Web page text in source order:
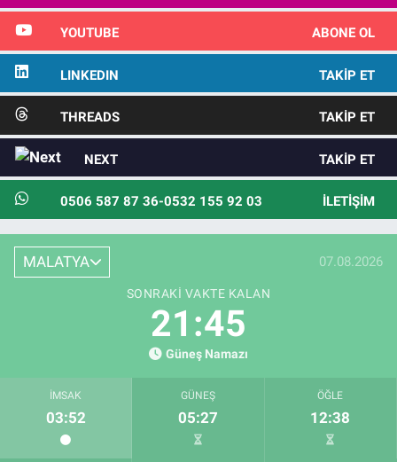
YOUTUBE ABONE OL
LINKEDIN TAKIP ET
THREADS TAKIP ET
NEXT TAKIP ET
0506 587 87 36-0532 155 92 03 İLETIŞIM
MALATYA 07.08.2026
SONRAKI VAKTE KALAN
21:44
Güneş Namazı
İMSAK
03:52
GÜNEŞ
05:27
ÖĞLE
12:38